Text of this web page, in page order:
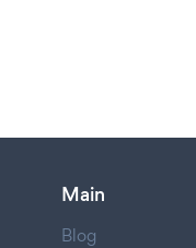
Main
Blog